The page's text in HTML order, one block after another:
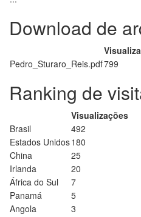
Download de
Pedro_Sturaro_Reis.pdf799
Ranking de
Visualizações
Brasil
492
Estados Unidos180
China
25
Irlanda
20
África do Sul
7
Panamá
5
Angola
3